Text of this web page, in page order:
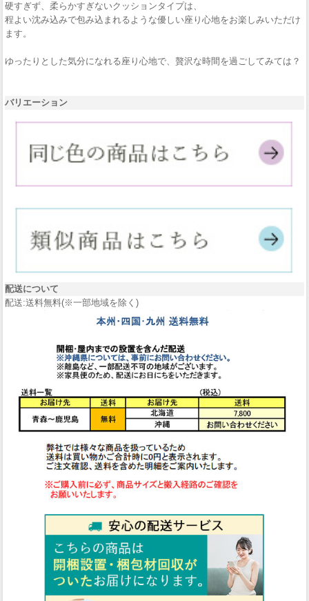
硬すぎず、柔らかすぎないクッションタイプは、
程よい沈み込みで包み込まれるような優しい座り心地をお楽しみいただけ
ます。
ゆったりとした気分になれる座り心地で、贅沢な時間を過ごしてみては？
バリエーション
配送について
配送:送料無料(※一部地域を除く)